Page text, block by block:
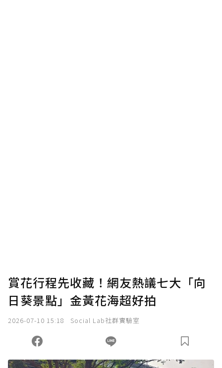
賞花行程先收藏！網友熱議七大「向
日葵景點」金黃花海超好拍
2026-07-10 15:18 Social Lab社群實驗室